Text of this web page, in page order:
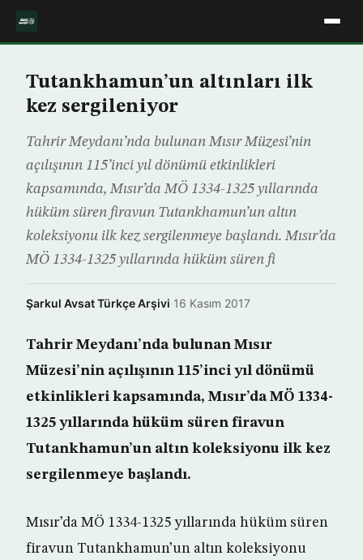
Tutankhamun’un altınları ilk
kez sergileniyor
Tahrir Meydanı’nda bulunan Mısır Müzesi’nin
açılışının 115’inci yıl dönümü etkinlikleri
kapsamında, Mısır’da MÖ 1334-1325 yıllarında
hüküm süren firavun Tutankhamun’un altın
koleksiyonu ilk kez sergilenmeye başlandı. Mısır’da
MÖ 1334-1325 yıllarında hüküm süren fi
Şarkul Avsat Türkçe Arşivi·16 Kasım 2017
Tahrir Meydanı’nda bulunan Mısır
Müzesi’nin açılışının 115’inci yıl dönümü
etkinlikleri kapsamında, Mısır’da MÖ 1334-
1325 yıllarında hüküm süren firavun
Tutankhamun’un altın koleksiyonu ilk kez
sergilenmeye başlandı.
Mısır’da MÖ 1334-1325 yıllarında hüküm süren
firavun Tutankhamun’un altın koleksiyonu